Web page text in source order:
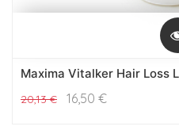
Maxima Vitalker Hair Loss
20,13€ 16,50 €